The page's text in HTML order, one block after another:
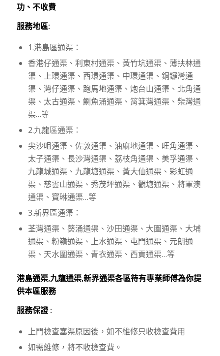
功、不收費
服務地區:
1.港島區通渠：
香港仔通渠、利東村通渠、黃竹坑通渠、薄扶林通
渠、上環通渠、西環通渠、中環通渠、銅鑼灣通
渠、灣仔通渠、跑馬地通渠、炮台山通渠、北角通
渠、太古通渠、鰂魚涌通渠、筲箕灣通渠、柴灣通
渠…等
2.九龍區通渠：
尖沙咀通渠、佐敦通渠、油麻地通渠、旺角通渠、
太子通渠、長沙灣通渠、荔枝角通渠、美孚通渠、
九龍城通渠、九龍塘通渠、黃大仙通渠、彩虹通
渠、慈雲山通渠、秀茂坪通渠、觀塘通渠、將軍澳
通渠、寶琳通渠…等
3.新界區通渠：
荃灣通渠、葵涌通渠、沙田通渠、大圍通渠、大埔
通渠、粉嶺通渠、上水通渠、屯門通渠、元朗通
渠、天水圍通渠、青衣通渠、西貢通渠…等
港島通渠,九龍通渠,新界通渠各區待有專業師傅為你提
供本區服務
服務保證 :
上門檢查塞渠原因後，如不維修只收檢查費用
如需維修，將不收檢查費。